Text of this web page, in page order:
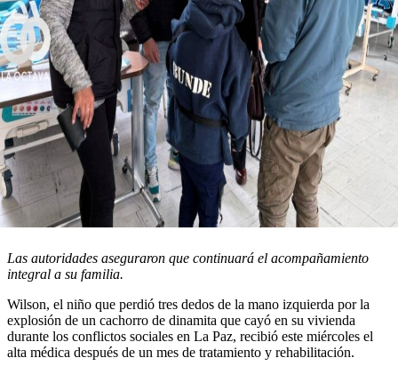
Las autoridades aseguraron que continuará el acompañamiento
integral a su familia.
Wilson, el niño que perdió tres dedos de la mano izquierda por la
explosión de un cachorro de dinamita que cayó en su vivienda
durante los conflictos sociales en La Paz, recibió este miércoles el
alta médica después de un mes de tratamiento y rehabilitación.